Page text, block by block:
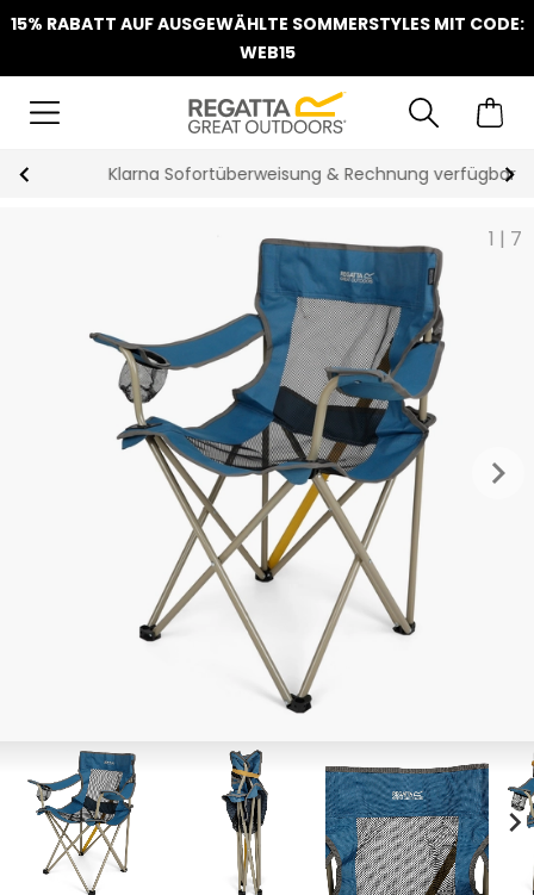
15% RABATT AUF AUSGEWÄHLTE SOMMERSTYLES MIT CODE:
WEB15
Klarna Sofortüberweisung & Rechnung verfügbar
1 | 7
keyboard_arrow_right
chevron_right